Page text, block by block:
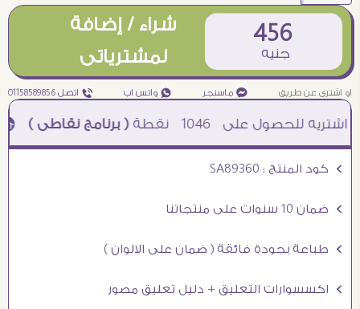
456
جنيه
شراء / إضافة
لمشترياتى
او اشترى عن طريق ¥ ماسنجر ₧ واتس اب ƒ اتصل 01158589856
1046 نقطة( برنامج نقاطى )à خصم 5% للعملاء الجدد à شحن مجانى عند الشراء ب 4000 جنيه à
Ö كود المنتج : SA89360
Ö ضمان 10 سنوات على منتجاتنا
Ö طباعة بجودة فائقة ( ضمان على الالوان )
Ö اكسسوارات التعليق + دليل تعليق مصور